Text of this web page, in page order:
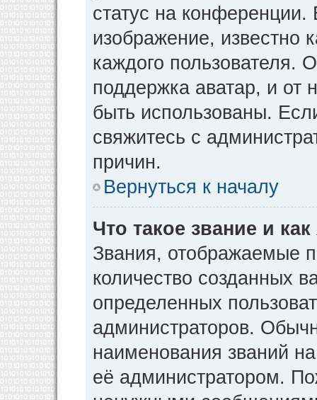
статус на
изображение, известно
каждого пользователя.
поддержка аватар, и от
быть использованы.
свяжитесь с
причин.
Вернуться к началу
Что такое звание и
Звания, отображаемые
количество созданных
определенных
администраторов.
наименования званий
её администратором.